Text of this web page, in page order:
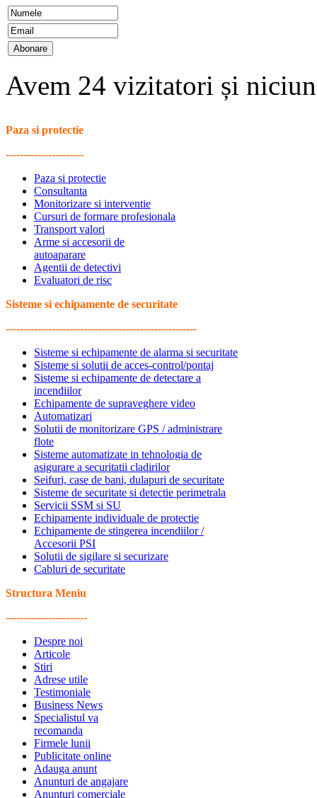
Avem 24 vizitatori și
Paza si protectie
----------------------
Paza si protectie
Consultanta
Monitorizare si interventie
Cursuri de formare profesionala
Transport valori
Arme si accesorii de
autoaparare
Agentii de detectivi
Evaluatori de risc
Sisteme si echipamente de securitate
------------------------------------------------------
Sisteme si echipamente de alarma si securitate
Sisteme si solutii de acces-control/pontaj
Sisteme si echipamente de detectare a
incendiilor
Echipamente de supraveghere video
Automatizari
Solutii de monitorizare GPS / administrare
flote
Sisteme automatizate in tehnologia de
asigurare a securitatii cladirilor
Seifuri, case de bani, dulapuri de securitate
Sisteme de securitate si detectie perimetrala
Servicii SSM si SU
Echipamente individuale de protectie
Echipamente de stingerea incendiilor /
Accesorii PSI
Solutii de sigilare si securizare
Cabluri de securitate
Structura Meniu
-----------------------
Despre noi
Articole
Stiri
Adrese utile
Testimoniale
Business News
Specialistul va
recomanda
Firmele lunii
Publicitate online
Adauga anunt
Anunturi de angajare
Anunturi comerciale